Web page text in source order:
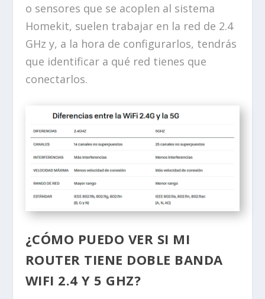
o sensores que se acoplen al sistema
Homekit, suelen trabajar en la red de 2.4
GHz y, a la hora de configurarlos, tendrás
que identificar a qué red tienes que
conectarlos.
¿CÓMO PUEDO VER SI MI
ROUTER TIENE DOBLE BANDA
WIFI 2.4 Y 5 GHZ?